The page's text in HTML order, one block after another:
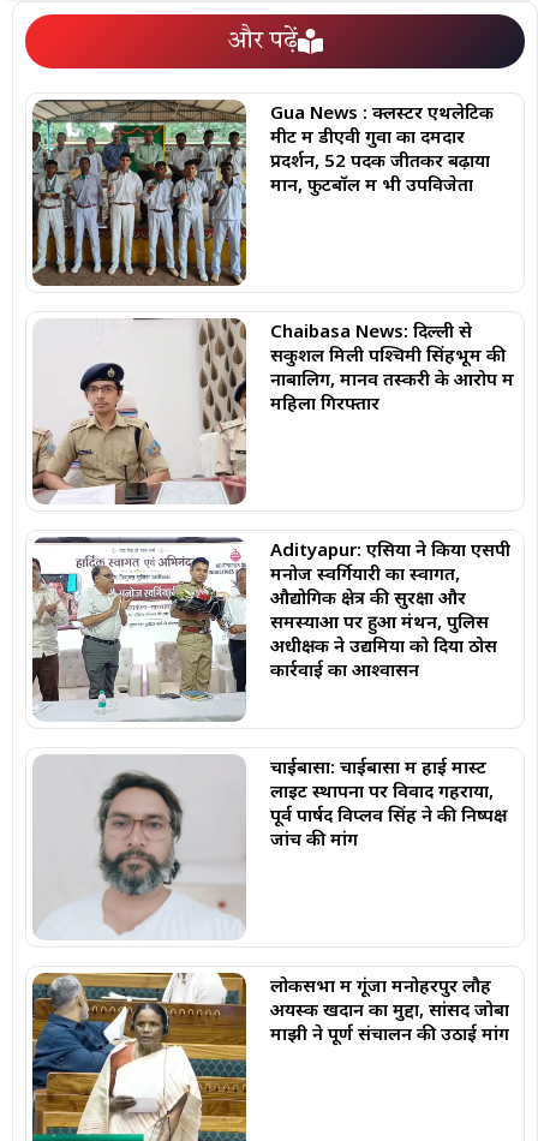
और पढ़ें
Gua News : क्लस्टर एथलेटिक
मीट में डीएवी गुवा का दमदार
प्रदर्शन, 52 पदक जीतकर बढ़ाया
मान, फुटबॉल में भी उपविजेता
Chaibasa News: दिल्ली से
सकुशल मिली पश्चिमी सिंहभूम की
नाबालिग, मानव तस्करी के आरोप में
महिला गिरफ्तार
Adityapur: एसिया ने किया एसपी
मनोज स्वर्गियारी का स्वागत,
औद्योगिक क्षेत्र की सुरक्षा और
समस्याओं पर हुआ मंथन, पुलिस
अधीक्षक ने उद्यमियों को दिया ठोस
कार्रवाई का आश्वासन
चाईबासा: चाईबासा में हाई मास्ट
लाइट स्थापना पर विवाद गहराया,
पूर्व पार्षद विप्लव सिंह ने की निष्पक्ष
जांच की मांग
लोकसभा में गूंजा मनोहरपुर लौह
अयस्क खदान का मुद्दा, सांसद जोबा
माझी ने पूर्ण संचालन की उठाई मांग